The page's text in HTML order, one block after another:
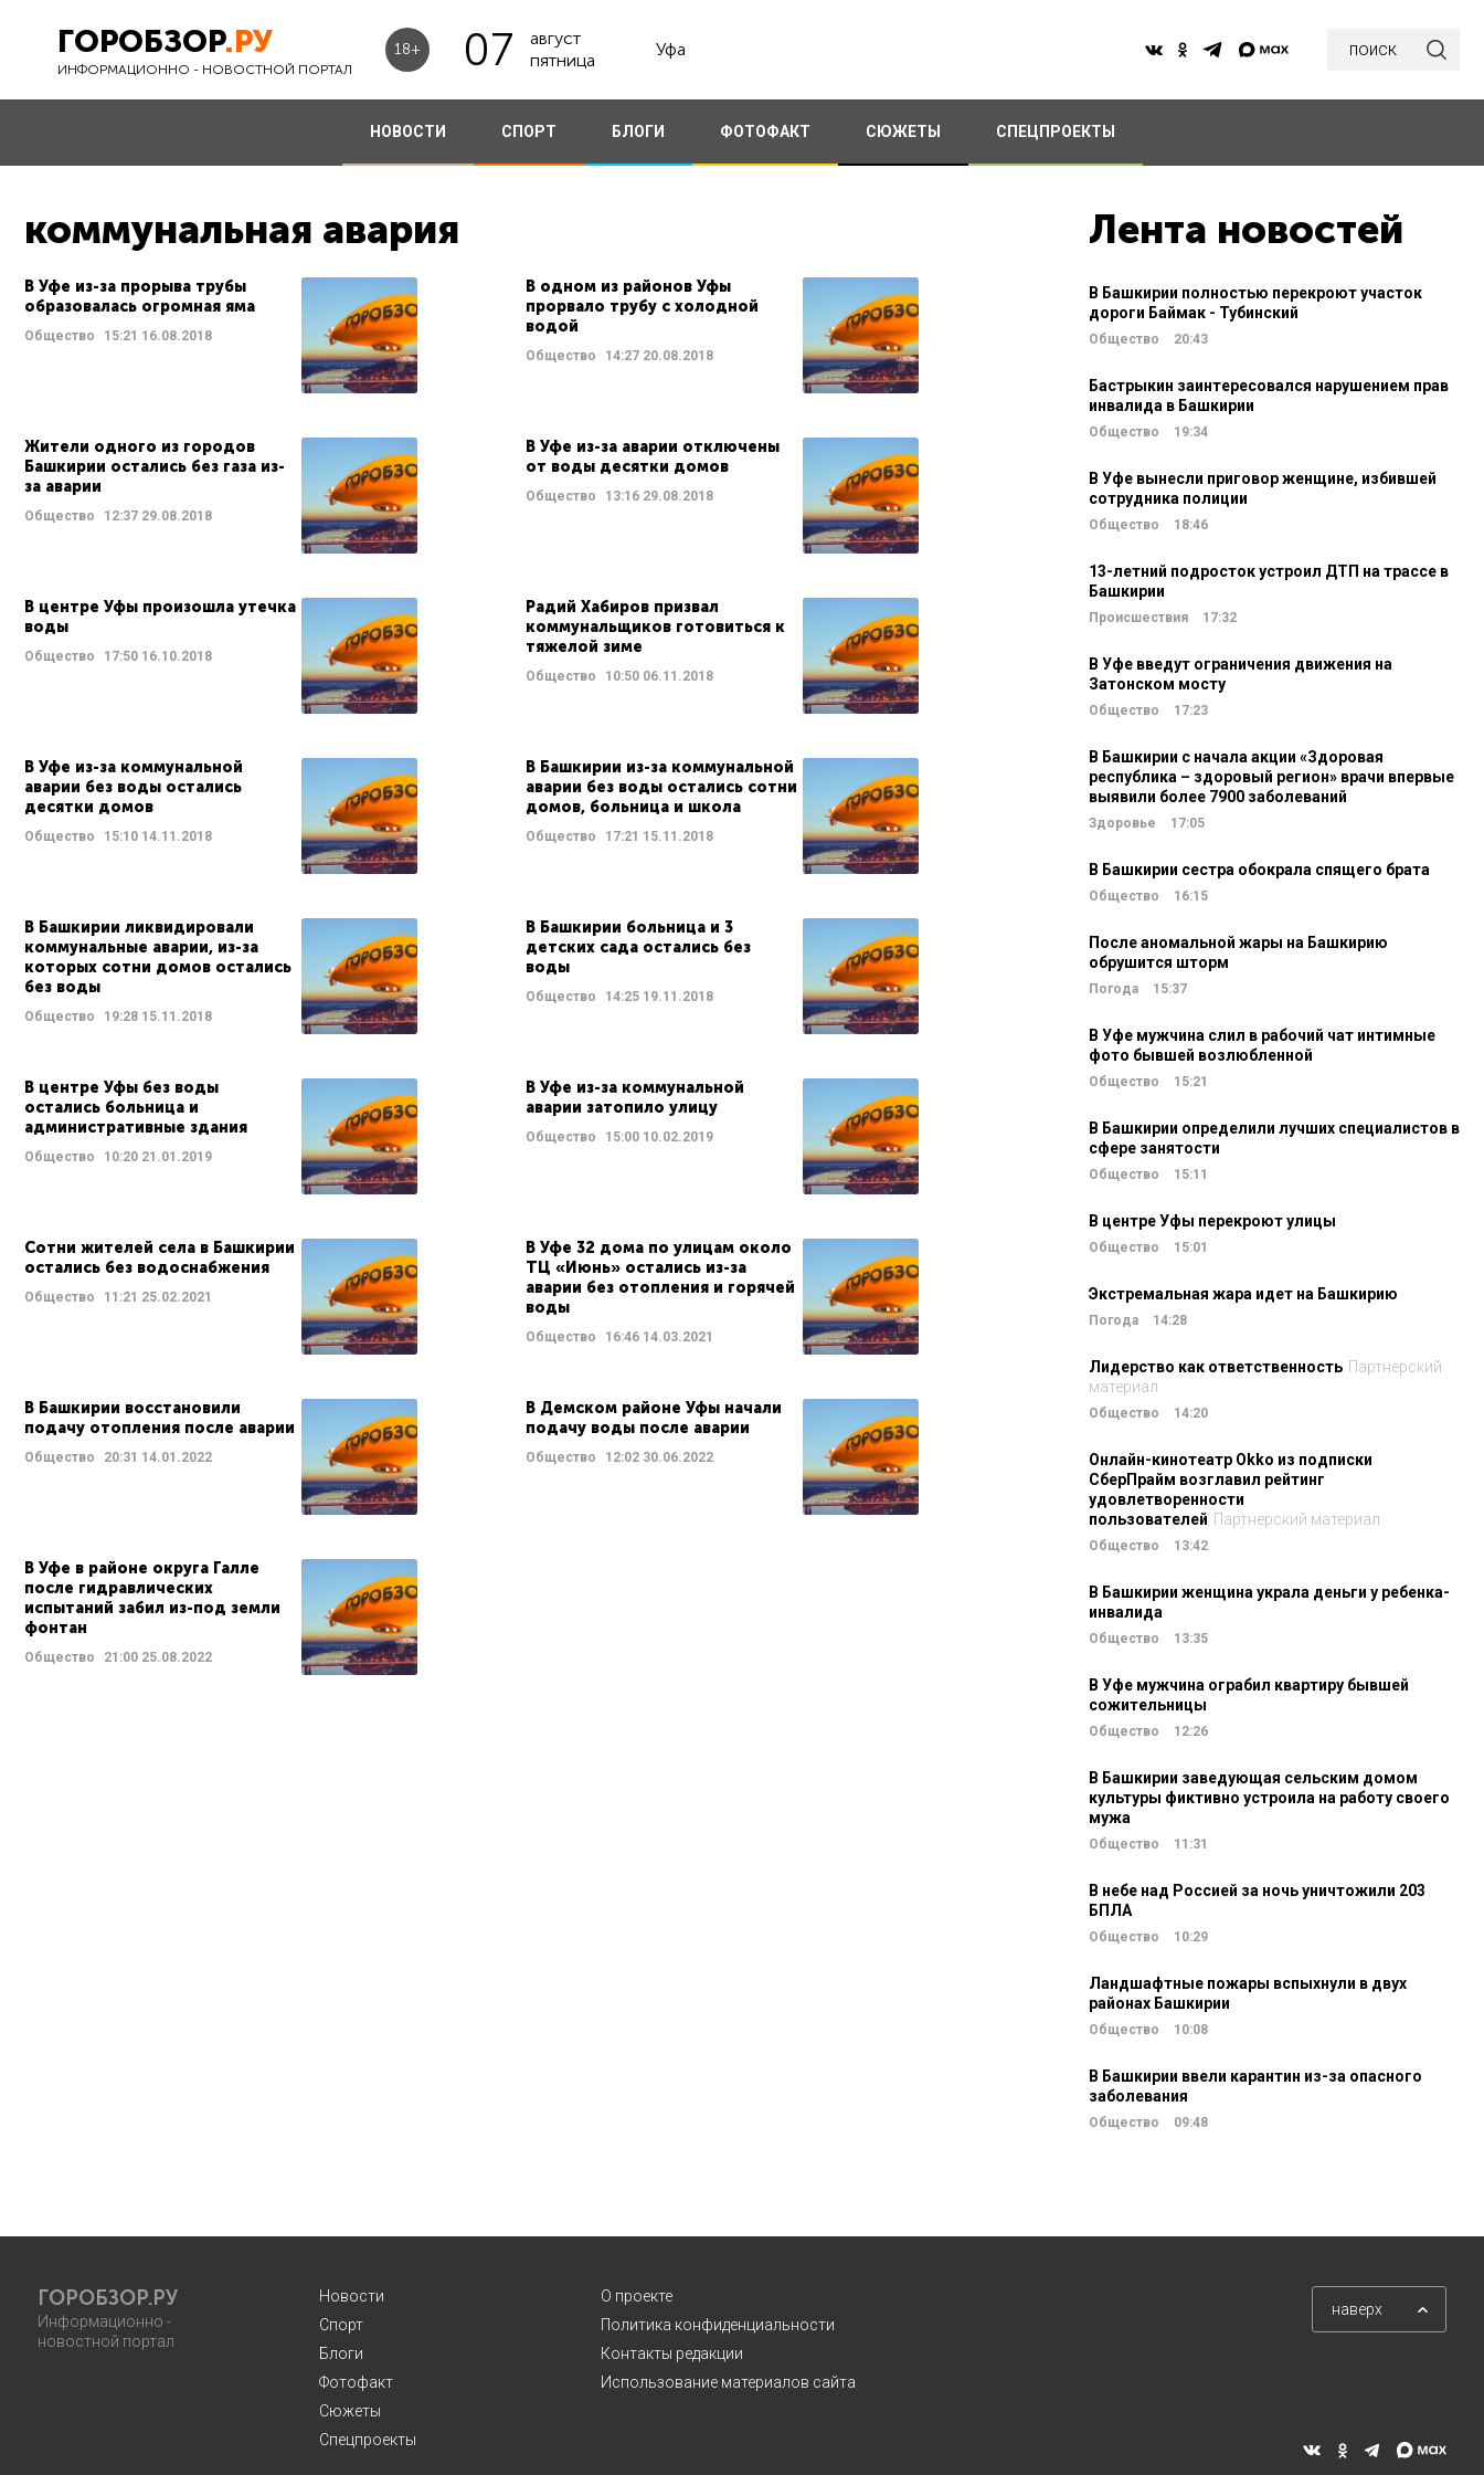
ГОРОБЗОР.РУ
ИНФОРМАЦИОННО - НОВОСТНОЙ ПОРТАЛ
18+ 07
август
пятница
Уфа поиск
НОВОСТИ СПОРТ БЛОГИ ФОТОФАКТ СЮЖЕТЫ СПЕЦПРОЕКТЫ
коммунальная авария
В Уфе из-за прорыва трубы
образовалась огромная яма
Общество 15:21 16.08.2018
В одном из районов Уфы
прорвало трубу с холодной
водой
Общество 14:2720.08.2018
Жители одного из городов
Башкирии остались без газа из-
за аварии
Общество 12:37 29.08.2018
В Уфе из-за аварии отключены
от воды десятки домов
Общество 13:1629.08.2018
В центре Уфы произошла утечка
воды
Общество 17:50 16.10.2018
Радий Хабиров призвал
коммунальщиков готовиться к
тяжелой зиме
Общество 10:5006.11.2018
В Уфе из-за коммунальной
аварии без воды остались
десятки домов
Общество 15:10 14.11.2018
В Башкирии из-за коммунальной
аварии без воды остались сотни
домов, больница и школа
Общество 17:21 15.11.2018
В Башкирии ликвидировали
коммунальные аварии, из-за
которых сотни домов остались
без воды
Общество 19:28 15.11.2018
В Башкирии больница и 3
детских сада остались без
воды
Общество 14:2519.11.2018
В центре Уфы без воды
остались больница и
административные здания
Общество 10:20 21.01.2019
В Уфе из-за коммунальной
аварии затопило улицу
Общество 15:0010.02.2019
Сотни жителей села в Башкирии
остались без водоснабжения
Общество 11:21 25.02.2021
В Уфе 32 дома по улицам около
ТЦ «Июнь» остались из-за
аварии без отопления и горячей
воды
Общество 16:4614.03.2021
В Башкирии восстановили
подачу отопления после аварии
Общество 20:31 14.01.2022
В Демском районе Уфы начали
подачу воды после аварии
Общество 12:0230.06.2022
В Уфе в районе округа Галле
после гидравлических
испытаний забил из-под земли
фонтан
Общество 21:00 25.08.2022
Лента новостей
В Башкирии полностью перекроют участок
дороги Баймак - Тубинский
Общество 20:43
Бастрыкин заинтересовался нарушением прав
инвалида в Башкирии
Общество 19:34
В Уфе вынесли приговор женщине, избившей
сотрудника полиции
Общество 18:46
13-летний подросток устроил ДТП на трассе в
Башкирии
Происшествия 17:32
В Уфе введут ограничения движения на
Затонском мосту
Общество 17:23
В Башкирии с начала акции «Здоровая
республика – здоровый регион» врачи впервые
выявили более 7900 заболеваний
Здоровье 17:05
В Башкирии сестра обокрала спящего брата
Общество 16:15
После аномальной жары на Башкирию
обрушится шторм
Погода 15:37
В Уфе мужчина слил в рабочий чат интимные
фото бывшей возлюбленной
Общество 15:21
В Башкирии определили лучших специалистов в
сфере занятости
Общество 15:11
В центре Уфы перекроют улицы
Общество 15:01
Экстремальная жара идет на Башкирию
Погода 14:28
Лидерство как ответственность Партнерский
материал
Общество 14:20
Онлайн-кинотеатр Okko из подписки
СберПрайм возглавил рейтинг
удовлетворенности
пользователей Партнерский материал
Общество 13:42
В Башкирии женщина украла деньги у ребенка-
инвалида
Общество 13:35
В Уфе мужчина ограбил квартиру бывшей
сожительницы
Общество 12:26
В Башкирии заведующая сельским домом
культуры фиктивно устроила на работу своего
мужа
Общество 11:31
В небе над Россией за ночь уничтожили 203
БПЛА
Общество 10:29
Ландшафтные пожары вспыхнули в двух
районах Башкирии
Общество 10:08
В Башкирии ввели карантин из-за опасного
заболевания
Общество 09:48
ГОРОБЗОР.РУ
Информационно -
новостной портал
Новости
Спорт
Блоги
Фотофакт
Сюжеты
Спецпроекты
О проекте
Политика конфиденциальности
Контакты редакции
Использование материалов сайта
наверх